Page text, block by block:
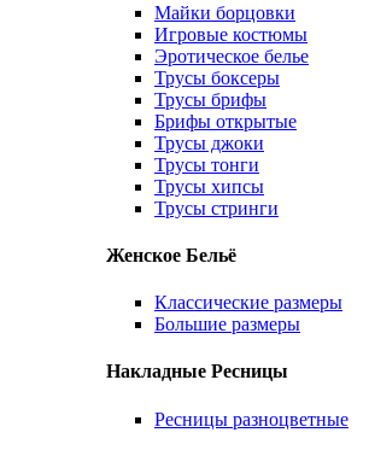
Майки борцовки
Игровые костюмы
Эротическое белье
Трусы боксеры
Трусы брифы
Брифы открытые
Трусы джоки
Трусы тонги
Трусы хипсы
Трусы стринги
Женское Бельё
Классические размеры
Большие размеры
Накладные Ресницы
Ресницы разноцветные